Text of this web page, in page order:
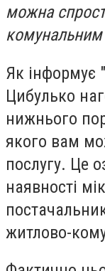
можна
Як інформує "
Цибулько
нижнього
якого вам
послугу. Це
наявності
житлово-